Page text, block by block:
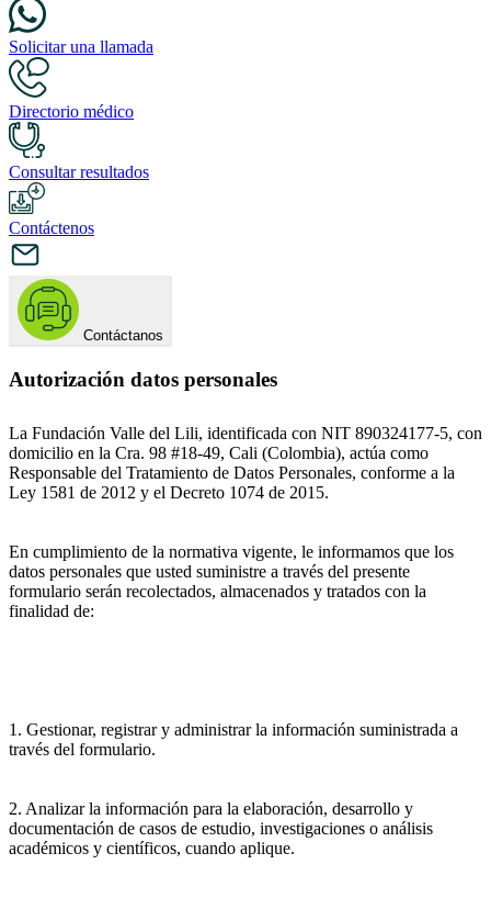
Solicitar una llamada
Directorio médico
Consultar resultados
Contáctenos
Contáctanos
Autorización datos personales
La Fundación Valle del Lili, identificada con NIT 890324177-5, con
domicilio en la Cra. 98 #18-49, Cali (Colombia), actúa como
Responsable del Tratamiento de Datos Personales, conforme a la
Ley 1581 de 2012 y el Decreto 1074 de 2015.
En cumplimiento de la normativa vigente, le informamos que los
datos personales que usted suministre a través del presente
formulario serán recolectados, almacenados y tratados con la
finalidad de:
1. Gestionar, registrar y administrar la información suministrada a
través del formulario.
2. Analizar la información para la elaboración, desarrollo y
documentación de casos de estudio, investigaciones o análisis
académicos y científicos, cuando aplique.